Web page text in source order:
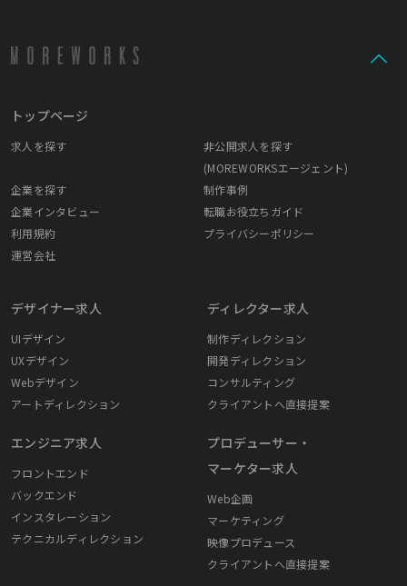
トップページ
求人を探す
非公開求人を探す
(MOREWORKSエージェント)
企業を探す
制作事例
企業インタビュー
転職お役立ちガイド
利用規約
プライバシーポリシー
運営会社
デザイナー求人
UIデザイン
UXデザイン
Webデザイン
アートディレクション
エンジニア求人
フロントエンド
バックエンド
インスタレーション
テクニカルディレクション
ディレクター求人
制作ディレクション
開発ディレクション
コンサルティング
クライアントへ直接提案
プロデューサー・
マーケター求人
Web企画
マーケティング
映像プロデュース
クライアントへ直接提案